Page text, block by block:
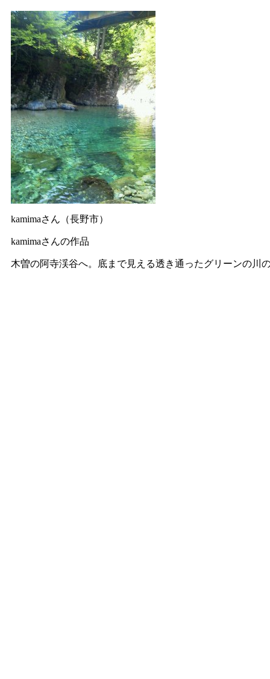
kamimaさん（長野市）
kamimaさんの作品
木曽の阿寺渓谷へ。底まで見える透き通ったグリーンの川